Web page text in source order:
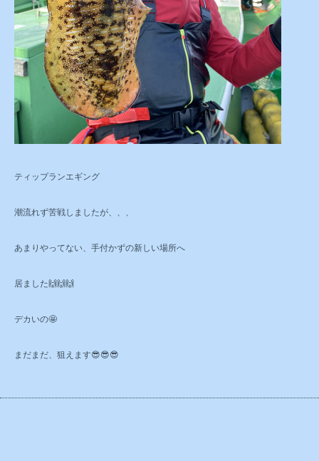
ティップランエギング
潮流れず苦戦しましたが、、、
あまりやってない、手付かずの新しい場所へ
居ました🙌🙌🙌
デカいの🤩
まだまだ、狙えます😎😎😎